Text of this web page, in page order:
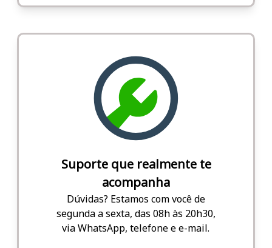
Suporte que realmente te
acompanha
Dúvidas? Estamos com você de
segunda a sexta, das 08h às 20h30,
via WhatsApp, telefone e e-mail.